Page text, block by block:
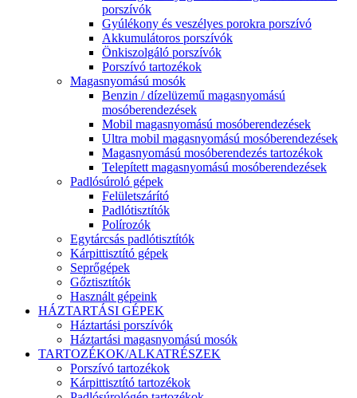
porszívók
Gyúlékony és veszélyes porokra porszívó
Akkumulátoros porszívók
Önkiszolgáló porszívók
Porszívó tartozékok
Magasnyomású mosók
Benzin / dízelüzemű magasnyomású
mosóberendezések
Mobil magasnyomású mosóberendezések
Ultra mobil magasnyomású mosóberendezések
Magasnyomású mosóberendezés tartozékok
Telepített magasnyomású mosóberendezések
Padlósúroló gépek
Felületszárító
Padlótisztítók
Polírozók
Egytárcsás padlótisztítók
Kárpittisztító gépek
Seprőgépek
Gőztisztítók
Használt gépeink
HÁZTARTÁSI GÉPEK
Háztartási porszívók
Háztartási magasnyomású mosók
TARTOZÉKOK/ALKATRÉSZEK
Porszívó tartozékok
Kárpittisztító tartozékok